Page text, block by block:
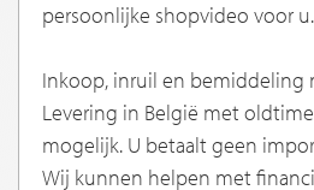
persoonlijke shopvideo voor u.
Inkoop, inruil en bemiddeling
Levering in België met
mogelijk. U betaalt geen
Wij kunnen helpen met